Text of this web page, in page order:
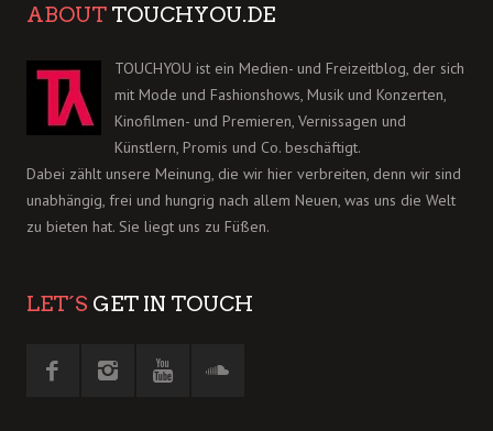
ABOUT TOUCHYOU.DE
TOUCHYOU ist ein Medien- und Freizeitblog, der sich
mit Mode und Fashionshows, Musik und Konzerten,
Kinofilmen- und Premieren, Vernissagen und
Künstlern, Promis und Co. beschäftigt.
Dabei zählt unsere Meinung, die wir hier verbreiten, denn wir sind
unabhängig, frei und hungrig nach allem Neuen, was uns die Welt
zu bieten hat. Sie liegt uns zu Füßen.
LET´S GET IN TOUCH